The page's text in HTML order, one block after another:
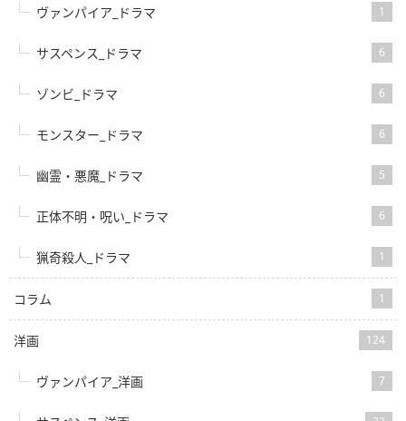
ヴァンパイア_ドラマ 1
サスペンス_ドラマ 6
ゾンビ_ドラマ 6
モンスター_ドラマ 6
幽霊・悪魔_ドラマ 5
正体不明・呪い_ドラマ 6
猟奇殺人_ドラマ 1
コラム 1
洋画 124
ヴァンパイア_洋画 7